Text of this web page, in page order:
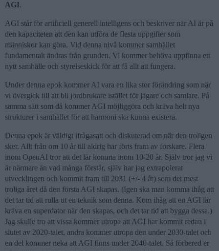
AGI.
AGI står för artificiell generell intelligens och beskriver när AI är på
den kapaciteten att den kan utföra de flesta uppgifter som
människor kan göra. Vid denna nivå kommer samhället
fundamentalt ändras från grunden. Vi kommer behöva uppfinna ett
nytt samhälle och styrelseskick för att få allt att fungera.
Under denna epok kommer AI vara en lika stor förändring som när
vi övergick till att bli jordbrukare istället för jägare och samlare. På
samma sätt som då kommer AGI möjliggöra och kräva helt nya
strukturer i samhället för att harmoni ska kunna existera.
Denna epok är väldigt ifrågasatt och diskuterad om när den troligen
sker. Allt från om 10 år till aldrig har förts fram av forskare. Flera
inom OpenAI tror att det lär komma inom 10-20 år. Själv tror jag vi
är närmare än vad många förstår, själv har jag extrapolerat
utvecklingen och kommit fram till 2031 (+/- 4 år) som det mest
troliga året då den första AGI skapas. (Igen ska man komma ihåg att
det tar tid att rulla ut en teknik som denna. Kom ihåg att en AGI lär
kräva en superdator när den skapas, och det tar tid att bygga dessa.)
Jag skulle tro att vissa kommer utropa att AGI har kommit redan i
slutet av 2020-talet, andra kommer utropa den under 2030-talet och
en del kommer neka att AGI finns under 2040-talet. Så förbered er